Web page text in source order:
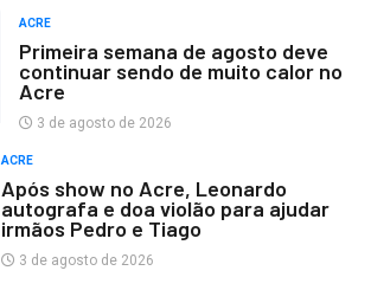
ACRE
Primeira semana de agosto deve
continuar sendo de muito calor no
Acre
3 de agosto de 2026
ACRE
Após show no Acre, Leonardo
autografa e doa violão para ajudar
irmãos Pedro e Tiago
3 de agosto de 2026